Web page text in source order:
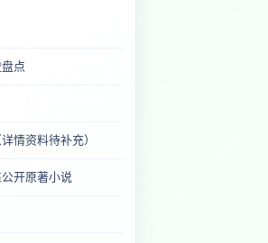
点
情资料待补充）
开原著小说